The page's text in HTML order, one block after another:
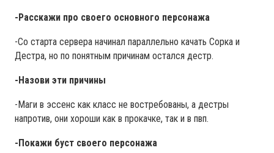
-Расскажи про своего основного персонажа
-Со старта сервера начинал параллельно качать Сорка и
Дестра, но по понятным причинам остался дестр.
-Назови эти причины
-Маги в эссенс как класс не востребованы, а дестры
напротив, они хороши как в прокачке, так и в пвп.
-Покажи буст своего персонажа